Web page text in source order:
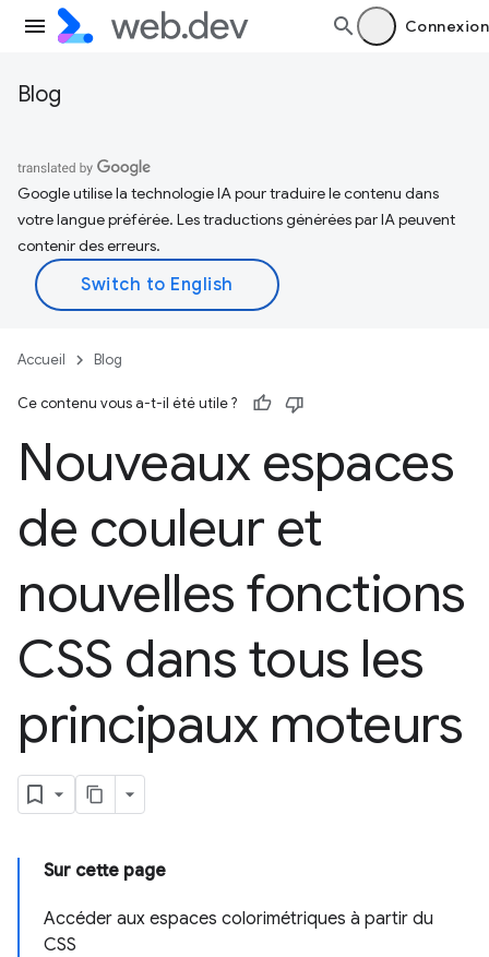
Connexion
Blog
Google utilise la technologie IA pour traduire le contenu dans
votre langue préférée. Les traductions générées par IA peuvent
contenir des erreurs.
Accueil Blog
Ce contenu vous a-t-il été utile ?
Nouveaux espaces
de couleur et
nouvelles fonctions
CSS dans tous les
principaux moteurs
Sur cette page
Accéder aux espaces colorimétriques à partir du
CSS